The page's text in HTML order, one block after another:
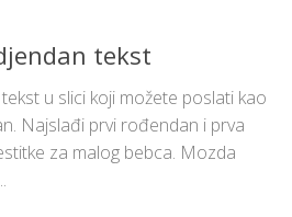
tekst
u slici koji možete poslati kao
Najslađi prvi rođendan i prva
za malog bebca. Mozda